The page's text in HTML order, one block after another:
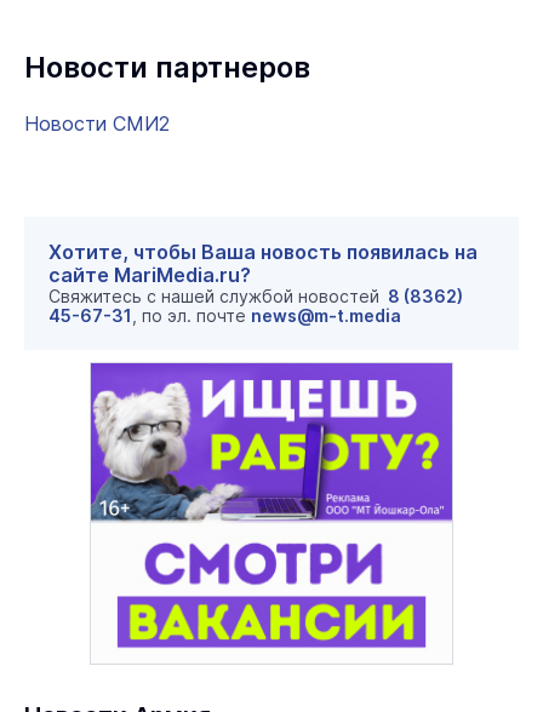
Новости партнеров
Новости СМИ2
Хотите, чтобы Ваша новость появилась на
сайте MariMedia.ru?
Свяжитесь с нашей службой новостей 8 (8362)
45-67-31 , по эл. почте news@m-t.media